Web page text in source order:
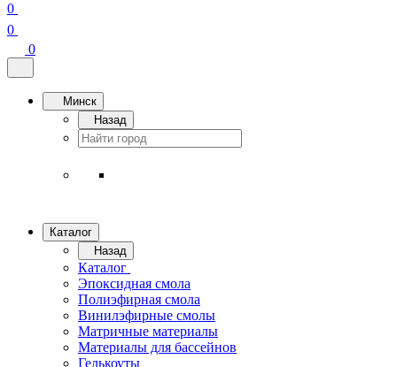
0
0
0
Минск
Назад
Каталог
Назад
Каталог
Эпоксидная смола
Полиэфирная смола
Винилэфирные смолы
Матричные материалы
Материалы для бассейнов
Гелькоуты